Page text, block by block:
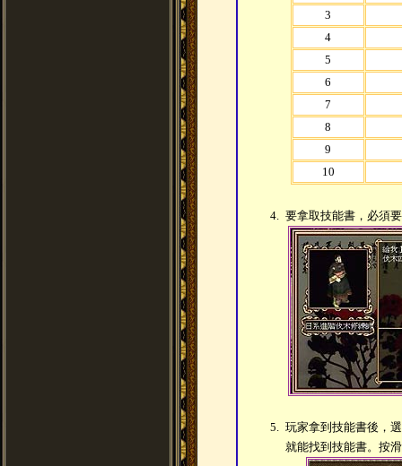
3
4
5
6
7
8
9
10
4. 要拿取技能書，必須
5. 玩家拿到技能書後，
就能找到技能書。按